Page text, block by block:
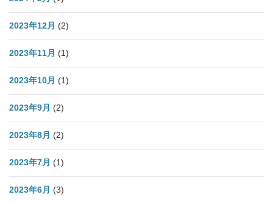
2023年12月 (2)
2023年11月 (1)
2023年10月 (1)
2023年9月 (2)
2023年8月 (2)
2023年7月 (1)
2023年6月 (3)